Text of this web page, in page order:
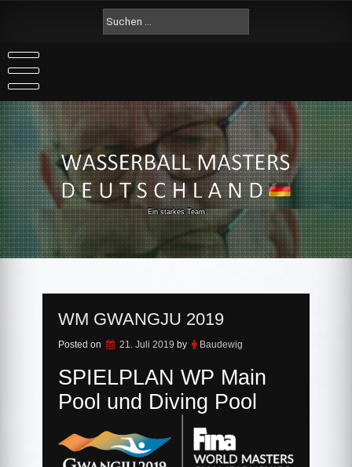
nach:
Ein starkes Team
WM GWANGJU 2019
Posted on 21. Juli 2019 by Baudewig
SPIELPLAN WP Main
Pool und Diving Pool